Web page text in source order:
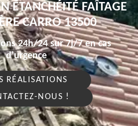
ÉTANCHÉITÉ FAÎTAGE
CARRO 13500
24h/24 sur 7j/7 en cas
d'urgence
RÉALISATIONS
NOUS !